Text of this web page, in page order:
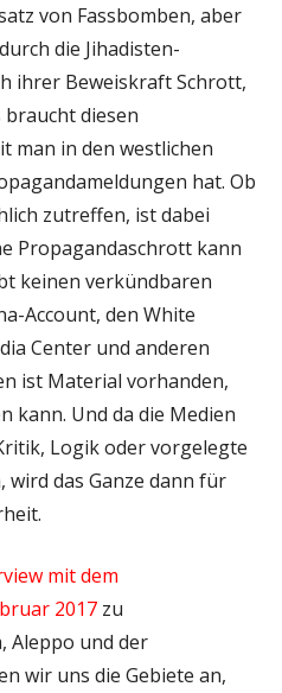
von Fassbomben, aber
die Jihadisten-
ihrer Beweiskraft Schrott,
braucht diesen
man in den westlichen
hat. Ob
zutreffen, ist dabei
Propagandaschrott kann
keinen verkündbaren
Account, den White
Center und anderen
ist Material vorhanden,
kann. Und da die Medien
Logik oder vorgelegte
wird das Ganze dann für
mit dem
2017zu
Aleppo und der
wir uns die Gebiete an,